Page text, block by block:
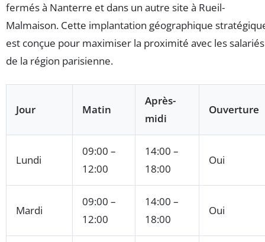
fermés à Nanterre et dans un autre site à Rueil-
Malmaison. Cette implantation géographique
est conçue pour maximiser la proximité avec les salariés
de la région parisienne.
Jour Matin
Après-
midi
Ouverture
Lundi
09:00 –
12:00
14:00 –
18:00
Oui
Mardi
09:00 –
12:00
14:00 –
18:00
Oui